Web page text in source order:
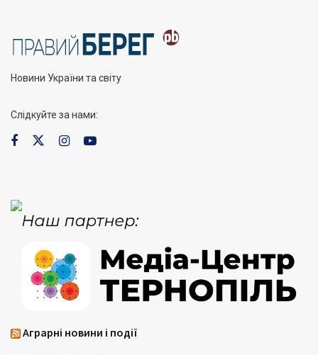
Новини України та світу
Слідкуйте за нами:
Аграрні новини і події